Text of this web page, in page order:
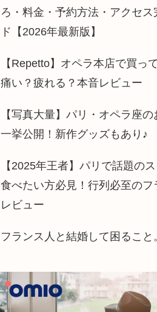
ろ・料金・予約方法・アクセス
ド【2026年最新版】
【Repetto】オペラ本店で買っ
痛い？疲れる？本音レビュー
【写真大量】パリ・オペラ座の
一挙公開！新作グッズもあり♪
【2025年王者】パリで話題の
食べたい方必見！行列必至のフ
レビュー
フランス人と結婚して困ること